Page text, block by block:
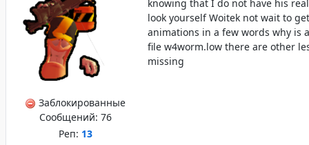
Заблокированные
Сообщений: 76
Реп: 13
knowing that I do not have his
look yourself Woitek not wait to
animations in a few words why is
file w4worm.low there are other
missing